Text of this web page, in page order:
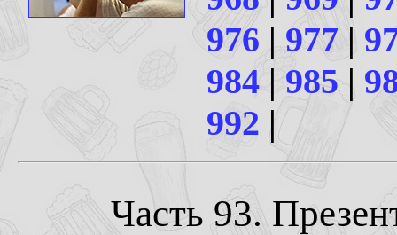
976 | 977 |
984 | 985|
992 |
Часть 93.